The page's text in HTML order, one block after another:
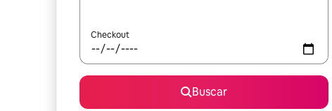
Checkout
Buscar